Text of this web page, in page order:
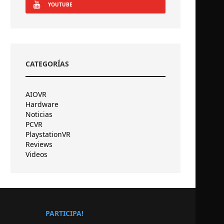
YOUTUBE
CATEGORÍAS
AIOVR
Hardware
Noticias
PCVR
PlaystationVR
Reviews
Videos
PARTICIPA!